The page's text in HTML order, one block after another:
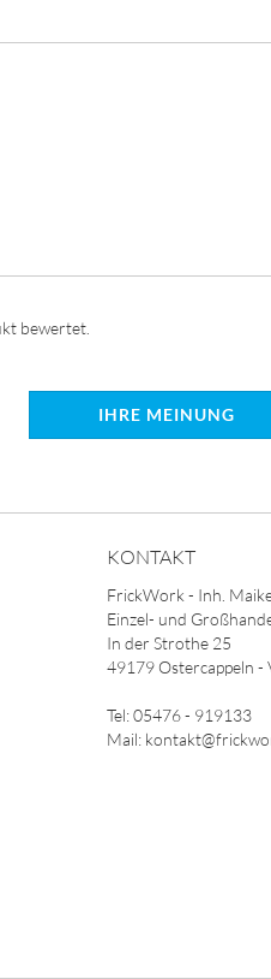
bewertet.
IHRE MEINUNG
KONTAKT
FrickWork - Inh.
Einzel- und
In der Strothe 25
49179 Ostercappeln -
Tel: 05476 - 919133
Mail: